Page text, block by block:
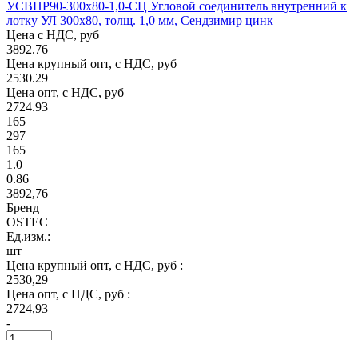
УСВНР90-300х80-1,0-СЦ Угловой соединитель внутренний к
лотку УЛ 300х80, толщ. 1,0 мм, Сендзимир цинк
Цена с НДС, руб
3892.76
Цена крупный опт, с НДС, руб
2530.29
Цена опт, с НДС, руб
2724.93
165
297
165
1.0
0.86
3892,76
Бренд
OSTEC
Ед.изм.:
шт
Цена крупный опт, с НДС, руб :
2530,29
Цена опт, с НДС, руб :
2724,93
-